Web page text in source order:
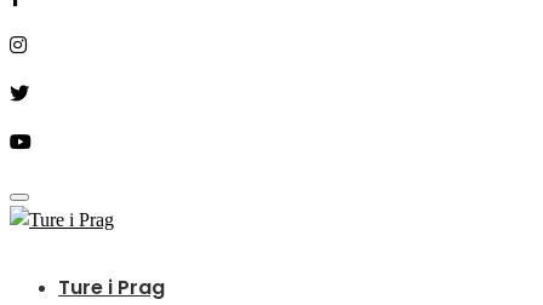
Toggle navigation
Ture i Prag